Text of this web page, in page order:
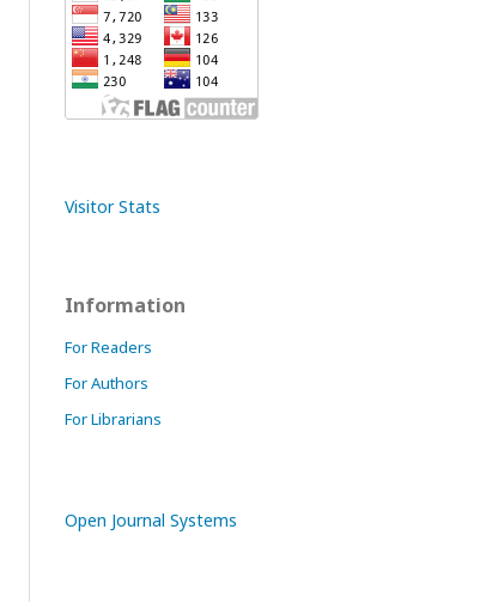
Visitor Stats
Information
For Readers
For Authors
For Librarians
Open Journal Systems